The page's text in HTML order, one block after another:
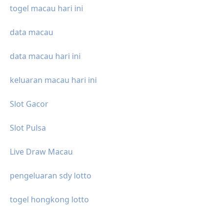
togel macau hari ini
data macau
data macau hari ini
keluaran macau hari ini
Slot Gacor
Slot Pulsa
Live Draw Macau
pengeluaran sdy lotto
togel hongkong lotto